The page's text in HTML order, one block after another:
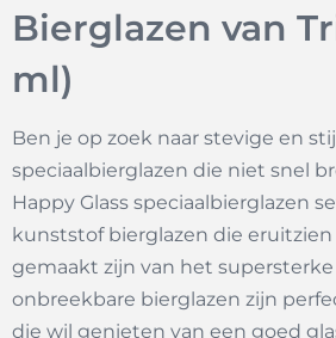
Bierglazen van
ml)
Ben je op zoek naar stevige en
speciaalbierglazen die niet snel
Happy Glass speciaalbierglazen
kunststof bierglazen die eruitzien
gemaakt zijn van het supersterke
onbreekbare bierglazen zijn
die wil genieten van een goed